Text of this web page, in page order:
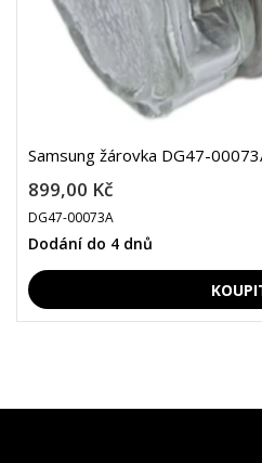
Samsung žárovka DG47-
899,00 Kč
DG47-00073A
Dodání do 4 dnů